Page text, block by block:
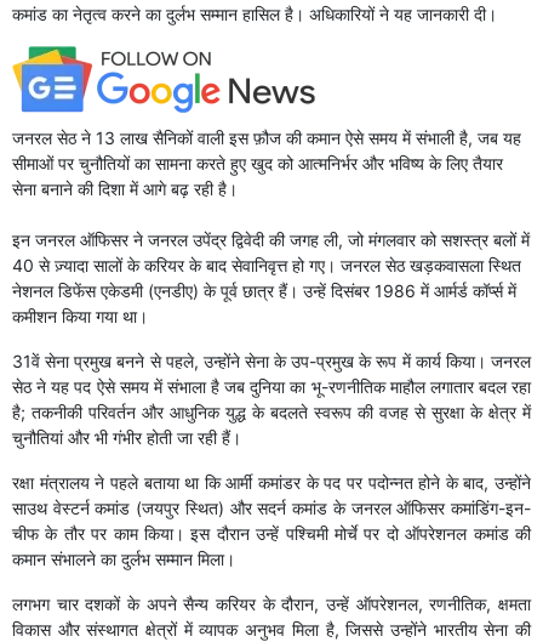
कमांड का नेतृत्व करने का दुर्लभ सम्मान हासिल है। अधिकारियों ने यह जानकारी दी।
जनरल सेठ ने 13 लाख सैनिकों वाली इस फ़ौज की कमान ऐसे समय में संभाली है, जब यह
सीमाओं पर चुनौतियों का सामना करते हुए खुद को आत्मनिर्भर और भविष्य के लिए तैयार
सेना बनाने की दिशा में आगे बढ़ रही है।
इन जनरल ऑफिसर ने जनरल उपेंद्र द्विवेदी की जगह ली, जो मंगलवार को सशस्त्र बलों में
40 से ज़्यादा सालों के करियर के बाद सेवानिवृत्त हो गए। जनरल सेठ खड़कवासला स्थित
नेशनल डिफेंस एकेडमी (एनडीए) के पूर्व छात्र हैं। उन्हें दिसंबर 1986 में आर्मर्ड कॉर्प्स में
कमीशन किया गया था।
31वें सेना प्रमुख बनने से पहले, उन्होंने सेना के उप-प्रमुख के रूप में कार्य किया। जनरल
सेठ ने यह पद ऐसे समय में संभाला है जब दुनिया का भू-रणनीतिक माहौल लगातार बदल रहा
है; तकनीकी परिवर्तन और आधुनिक युद्ध के बदलते स्वरूप की वजह से सुरक्षा के क्षेत्र में
चुनौतियां और भी गंभीर होती जा रही हैं।
रक्षा मंत्रालय ने पहले बताया था कि आर्मी कमांडर के पद पर पदोन्नत होने के बाद, उन्होंने
साउथ वेस्टर्न कमांड (जयपुर स्थित) और सदर्न कमांड के जनरल ऑफिसर कमांडिंग-इन-
चीफ के तौर पर काम किया। इस दौरान उन्हें पश्चिमी मोर्चे पर दो ऑपरेशनल कमांड की
कमान संभालने का दुर्लभ सम्मान मिला।
लगभग चार दशकों के अपने सैन्य करियर के दौरान, उन्हें ऑपरेशनल, रणनीतिक, क्षमता
विकास और संस्थागत क्षेत्रों में व्यापक अनुभव मिला है, जिससे उन्होंने भारतीय सेना की